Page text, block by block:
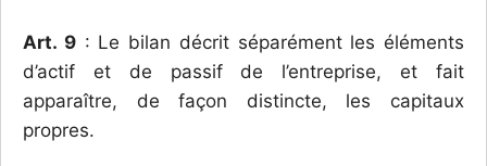
Art. 9: Le bilan décrit séparément les éléments
d’actif et de passif de l’entreprise, et fait
apparaître, de façon distincte, les capitaux
propres.